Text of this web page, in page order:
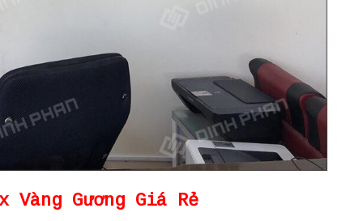
Vàng Gương Giá Rẻ